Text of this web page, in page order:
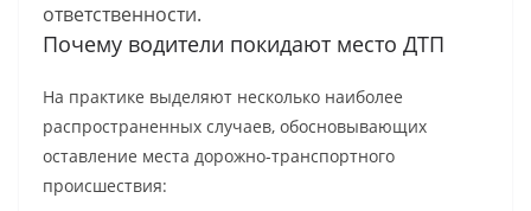
ответственности.
Почему водители покидают место ДТП
На практике выделяют несколько наиболее
распространенных случаев, обосновывающих
оставление места дорожно-транспортного
происшествия: